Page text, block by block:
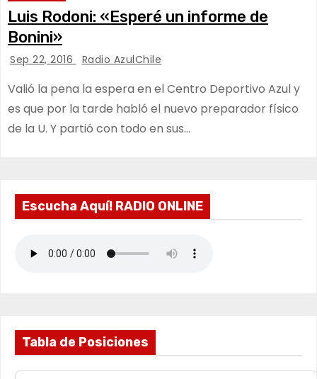
Luis Rodoni: «Esperé un informe de
Bonini»
Sep 22, 2016 Radio AzulChile
Valió la pena la espera en el Centro Deportivo Azul y
es que por la tarde habló el nuevo preparador físico
de la U. Y partió con todo en sus…
Escucha Aquí! RADIO ONLINE
Tabla de Posiciones